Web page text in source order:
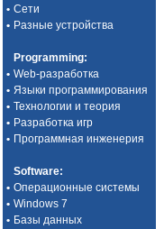
• Сети
• Разные устройства
Programming:
• Web-разработка
• Языки программирования
• Технологии и теория
• Разработка игр
• Программная инженерия
Software:
• Операционные системы
• Windows 7
• Базы данных